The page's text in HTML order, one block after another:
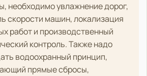
необходимо увлажнение дорог,
скорости машин, локализация
работ и производственный
контроль. Также надо
водоохранный принцип,
прямые сбросы,